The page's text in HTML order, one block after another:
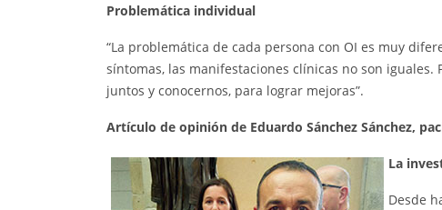
Problemática individual
“La problemática de cada persona con OI es muy
síntomas, las manifestaciones clínicas no son
juntos y conocernos, para lograr mejoras”.
Artículo de opinión de Eduardo Sánchez Sánchez,
La
Desde